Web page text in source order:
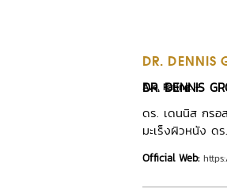
DR. DENNIS
Ave. Rating: -
DR. DENNIS
ดร. เดนนิส กรอ
มะเร็งผิวหนัง ด
Official Web: